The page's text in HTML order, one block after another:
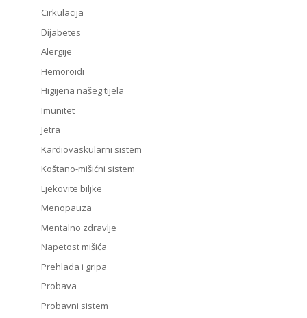
Cirkulacija
Dijabetes
Alergije
Hemoroidi
Higijena našeg tijela
Imunitet
Jetra
Kardiovaskularni sistem
Koštano-mišićni sistem
Ljekovite biljke
Menopauza
Mentalno zdravlje
Napetost mišića
Prehlada i gripa
Probava
Probavni sistem